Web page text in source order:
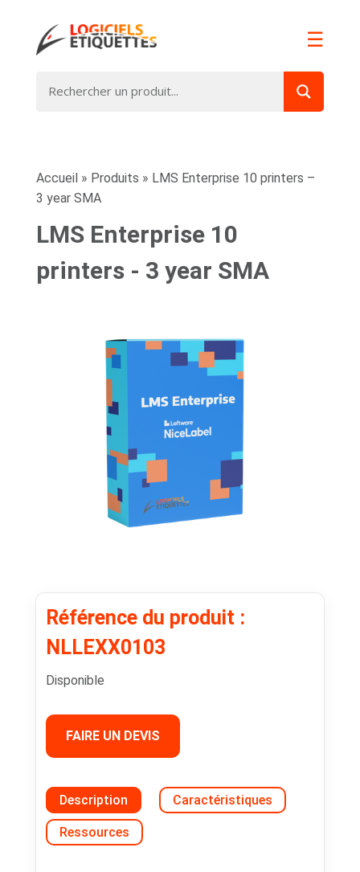
☰
Accueil » Produits » LMS Enterprise 10 printers –
3 year SMA
LMS Enterprise 10
printers - 3 year SMA
Référence du produit :
NLLEXX0103
Disponible
FAIRE UN DEVIS
Description Caractéristiques
Ressources